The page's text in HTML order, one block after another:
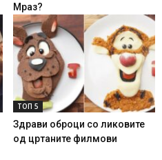
Мраз?
ТОП 5
Здрави оброци со ликовите
од цртаните филмови